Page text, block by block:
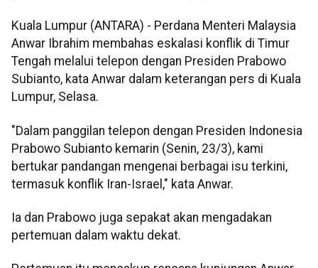
Kuala Lumpur (ANTARA) - Perdana Menteri Malaysia
Anwar Ibrahim membahas eskalasi konflik di Timur
Tengah melalui telepon dengan Presiden Prabowo
Subianto, kata Anwar dalam keterangan pers di Kuala
Lumpur, Selasa.
"Dalam panggilan telepon dengan Presiden Indonesia
Prabowo Subianto kemarin (Senin, 23/3), kami
bertukar pandangan mengenai berbagai isu terkini,
termasuk konflik Iran-Israel," kata Anwar.
Ia dan Prabowo juga sepakat akan mengadakan
pertemuan dalam waktu dekat.